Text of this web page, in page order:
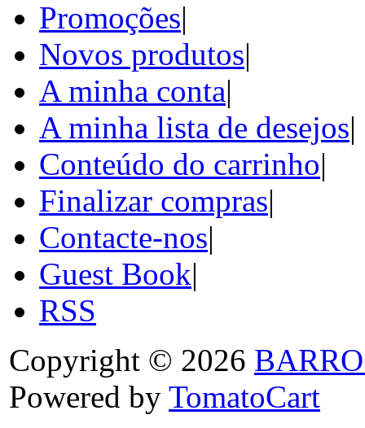
Promoções|
Novos produtos|
A minha conta|
A minha lista de desejos|
Conteúdo do carrinho|
Finalizar compras|
Contacte-nos|
Guest Book|
RSS
Copyright © 2026
Powered by TomatoCart